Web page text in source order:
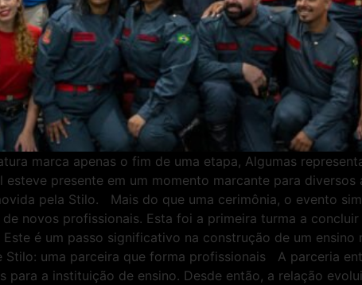
marca apenas o fim de uma etapa, Algumas
presente em um momento marcante para
pela Stilo. Mais do que uma cerimônia, o evento
novos profissionais. Esta foi a primeira turma a
é um passo significativo na construção de um
uma parceira que forma profissionais A parceria
para a instituição de ensino. Desde então, a relação